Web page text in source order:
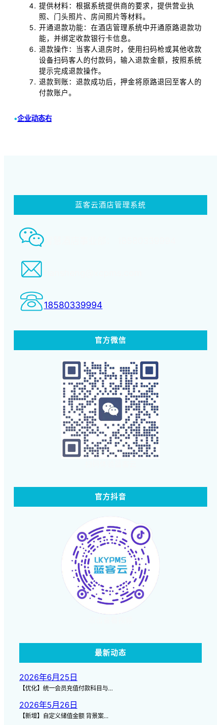
提供材料：根据系统提供商的要求，提供营业执
照、门头照片、房间照片等材料。
开通退款功能：在酒店管理系统中开通原路退款功
能，并绑定收款银行卡信息。
退款操作：当客人退房时，使用扫码枪或其他收款
设备扫码客人的付款码，输入退款金额，按照系统
提示完成退款操作。
退款到账：退款成功后，押金将原路退回至客人的
付款账户。
•企业动态右
蓝客云酒店管理系统
智慧酒店事业部： 18580339994
18580339994
官方微信
官方抖音
最新动态
2026年6月25日
【优化】统一会员充值付款科目与…
2026年5月26日
【新增】自定义储值金额 背景案…